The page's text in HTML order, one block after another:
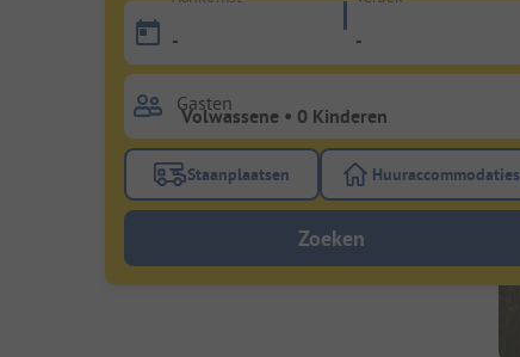
- -
Gasten
Gebruik de filterknop staanplaatsen om
Staanplaatsen Gebruik de
Huuraccommodaties
Zoeken